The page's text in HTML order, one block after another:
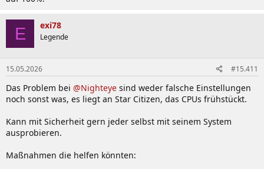
E exi78
Legende
15.05.2026 #15.411
Das Problem bei @Nighteye sind weder falsche Einstellungen
noch sonst was, es liegt an Star Citizen, das CPUs frühstückt.
Kann mit Sicherheit gern jeder selbst mit seinem System
ausprobieren.
Maßnahmen die helfen könnten: